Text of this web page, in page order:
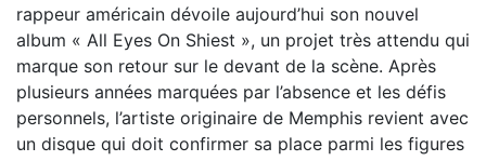
rappeur américain dévoile aujourd’hui son nouvel
album « All Eyes On Shiest », un projet très attendu qui
marque son retour sur le devant de la scène. Après
plusieurs années marquées par l’absence et les défis
personnels, l’artiste originaire de Memphis revient avec
un disque qui doit confirmer sa place parmi les figures